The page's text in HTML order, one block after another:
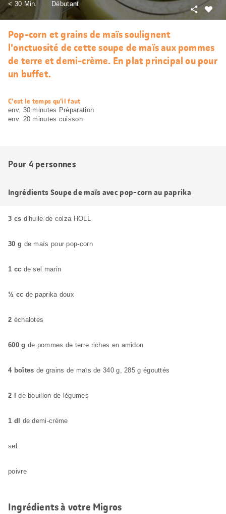
< 30 Min.
Débutant
Partager
Pop-corn et grains de maïs soulignent
l'onctuosité de cette soupe de maïs aux pommes
de terre et demi-crème. En plat principal ou pour
un buffet.
web.recipe.accessibilityTitle
C’est le temps qu’il faut
env. 30 minutes Préparation
env. 20 minutes cuisson
Pour 4 personnes
Ingrédients Soupe de maïs avec pop-corn au paprika
3 cs d’huile de colza HOLL
30 g de maïs pour pop-corn
1 cc de sel marin
½ cc de paprika doux
2 échalotes
600 g de pommes de terre riches en amidon
4 boîtes de grains de maïs de 340 g, 285 g égouttés
2 l de bouillon de légumes
1 dl de demi-crème
sel
poivre
Ingrédients à votre Migros